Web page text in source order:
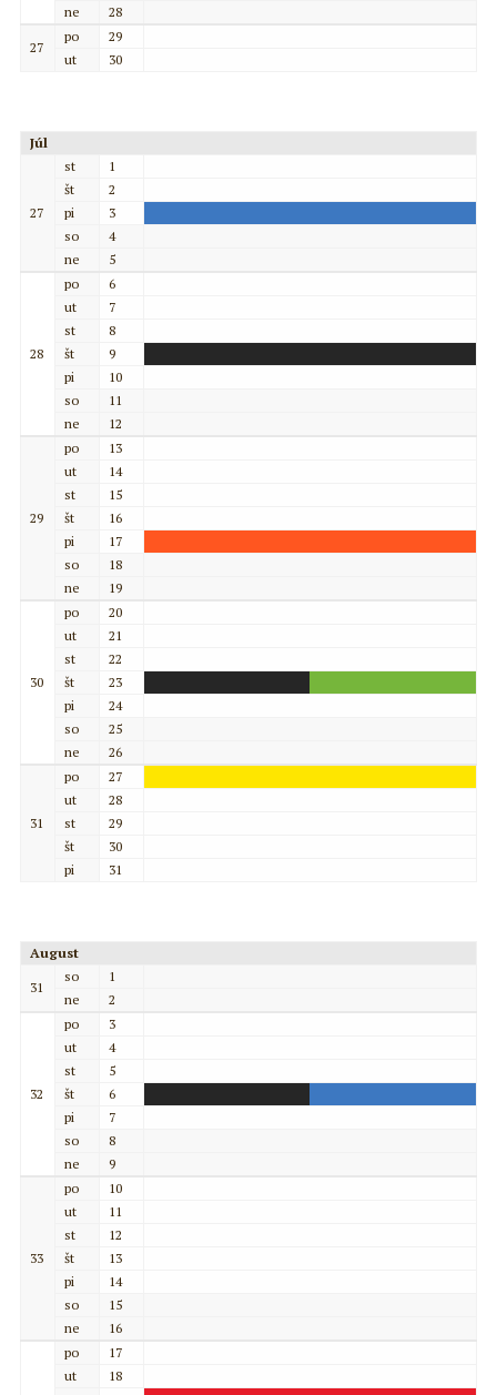
ne
28
27
po
29
ut
30
Júl
27
st
1
št
2
pi
3
so
4
ne
5
28
po
6
ut
7
st
8
št
9
pi
10
so
11
ne
12
29
po
13
ut
14
st
15
št
16
pi
17
so
18
ne
19
30
po
20
ut
21
st
22
št
23
pi
24
so
25
ne
26
31
po
27
ut
28
st
29
št
30
pi
31
August
31
so
1
ne
2
32
po
3
ut
4
st
5
št
6
pi
7
so
8
ne
9
33
po
10
ut
11
st
12
št
13
pi
14
so
15
ne
16
po
17
ut
18